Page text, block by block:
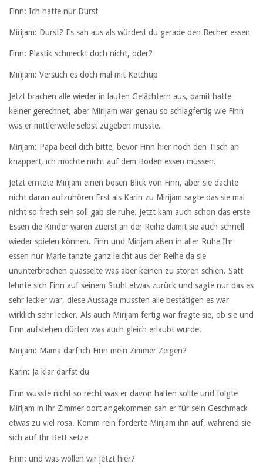
Finn: Ich hatte nur Durst
Mirijam: Durst? Es sah aus als würdest du gerade den Becher essen
Finn: Plastik schmeckt doch nicht, oder?
Mirijam: Versuch es doch mal mit Ketchup
Jetzt brachen alle wieder in lauten Gelächtern aus, damit hatte
keiner gerechnet, aber Mirijam war genau so schlagfertig wie Finn
was er mittlerweile selbst zugeben musste.
Mirijam: Papa beeil dich bitte, bevor Finn hier noch den Tisch an
knappert, ich möchte nicht auf dem Boden essen müssen.
Jetzt erntete Mirijam einen bösen Blick von Finn, aber sie dachte
nicht daran aufzuhören Erst als Karin zu Mirijam sagte das sie mal
nicht so frech sein soll gab sie ruhe. Jetzt kam auch schon das erste
Essen die Kinder waren zuerst an der Reihe damit sie auch schnell
wieder spielen können. Finn und Mirijam aßen in aller Ruhe Ihr
essen nur Marie tanzte ganz leicht aus der Reihe da sie
ununterbrochen quasselte was aber keinen zu stören schien. Satt
lehnte sich Finn auf seinem Stuhl etwas zurück und sagte nur das es
sehr lecker war, diese Aussage mussten alle bestätigen es war
wirklich sehr lecker. Als auch Mirijam fertig war fragte sie, ob sie und
Finn aufstehen dürfen was auch gleich erlaubt wurde.
Mirijam: Mama darf ich Finn mein Zimmer Zeigen?
Karin: Ja klar darfst du
Finn wusste nicht so recht was er davon halten sollte und folgte
Mirijam in ihr Zimmer dort angekommen sah er für sein Geschmack
etwas zu viel rosa. Komm rein forderte Mirijam ihn auf, während sie
sich auf Ihr Bett setze
Finn: und was wollen wir jetzt hier?